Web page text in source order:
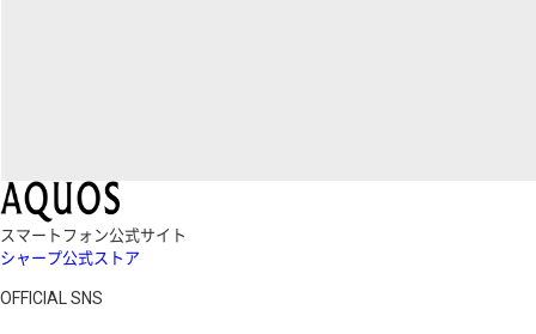
スマートフォン公式サイト
シャープ公式ストア
OFFICIAL SNS